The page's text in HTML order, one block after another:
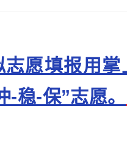
愿填报用
稳-保”志愿。